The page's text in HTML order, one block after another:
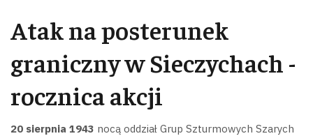
Atak na posterunek
graniczny w Sieczychach -
rocznica akcji
20 sierpnia 1943 nocą oddział Grup Szturmowych Szarych